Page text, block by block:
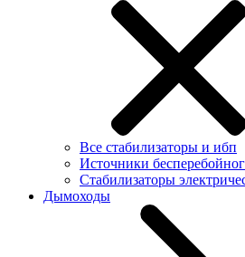
Все стабилизаторы и ибп
Источники
Стабилизаторы
Дымоходы